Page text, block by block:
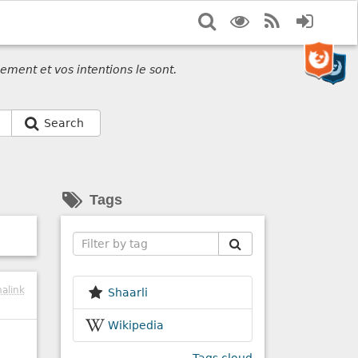
SearchDisplay
RSS
et vos intentions le sont.
Search
Tags
Shaarli
Wikipedia